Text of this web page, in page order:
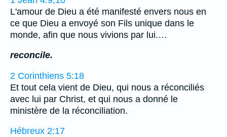
L'amour de Dieu a été manifesté envers nous en
ce que Dieu a envoyé son Fils unique dans le
monde, afin que nous vivions par lui.…
reconcile.
2 Corinthiens 5:18
Et tout cela vient de Dieu, qui nous a réconciliés
avec lui par Christ, et qui nous a donné le
ministère de la réconciliation.
Hébreux 2:17